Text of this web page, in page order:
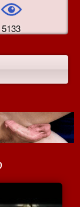
5133